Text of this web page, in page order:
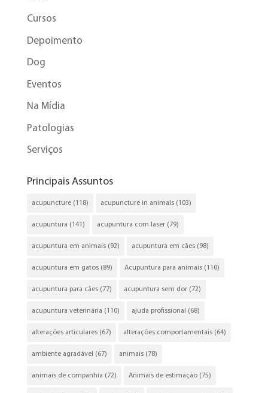
Cursos
Depoimento
Dog
Eventos
Na Mídia
Patologias
Serviços
Principais Assuntos
acupuncture(118) acupuncture in animals(103)
acupuntura (141) acupuntura com laser(79)
acupuntura em animais(92) acupuntura em cães(98)
acupuntura em gatos(89) Acupuntura para animais(110)
acupuntura para cães(77) acupuntura sem dor(72)
acupuntura veterinária (110) ajuda profissional (68)
alterações articulares(67) alterações comportamentais(64)
ambiente agradável (67) animais(78)
animais de companhia (72) Animais de estimação(75)